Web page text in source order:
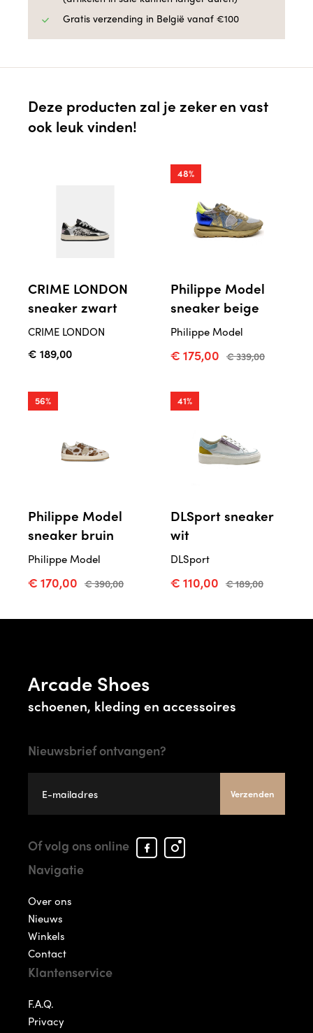
Gratis verzending in België vanaf €100
Deze producten zal je zeker en vast
ook leuk vinden!
CRIME LONDON
sneaker zwart
CRIME LONDON
€ 189,00
48%
Philippe Model
sneaker beige
Philippe Model
€ 175,00 € 339,00
56%
Philippe Model
sneaker bruin
Philippe Model
€ 170,00 € 390,00
41%
DLSport sneaker
wit
DLSport
€ 110,00 € 189,00
Arcade Shoes
schoenen, kleding en accessoires
Nieuwsbrief ontvangen?
Verzenden
Of volg ons online Facebook
Arcade
Instagram
Arcade
Navigatie
Over ons
Nieuws
Winkels
Contact
Klantenservice
F.A.Q.
Privacy